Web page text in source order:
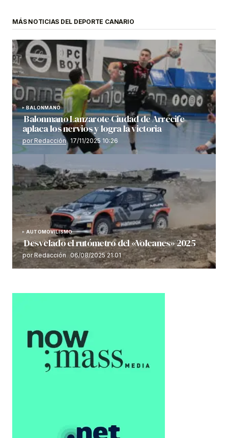
MÁS NOTICIAS DEL DEPORTE CANARIO
BALONMANO
Balonmano Lanzarote Ciudad de Arrecife
aplaca los nervios y logra la victoria
por Redacción 17/11/2025 10:26
AUTOMOVILISMO
Desvelado el rutómetro del «Volcanes» 2025
por Redacción 06/08/2025 21:01